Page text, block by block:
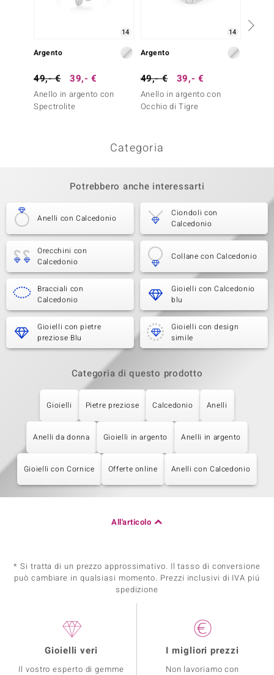
14
Argento
49,- € 39,- €
Anello in argento con
Spectrolite
14
Argento
49,- € 39,- €
Anello in argento con
Occhio di Tigre
Categoria
Potrebbero anche interessarti
Anelli con Calcedonio
Ciondoli con
Calcedonio
Orecchini con
Calcedonio
Collane con Calcedonio
Bracciali con
Calcedonio
Gioielli con Calcedonio
blu
Gioielli con pietre
preziose Blu
Gioielli con design
simile
Categoria di questo prodotto
Gioielli Pietre preziose Calcedonio Anelli
Anelli da donna Gioielli in argento Anelli in argento
Gioielli con Cornice Offerte online Anelli con Calcedonio
All'articolo
* Si tratta di un prezzo approssimativo. Il tasso di conversione
può cambiare in qualsiasi momento. Prezzi inclusivi di IVA piú
spedizione
Gioielli veri
Il vostro esperto di gemme
I migliori prezzi
Non lavoriamo con